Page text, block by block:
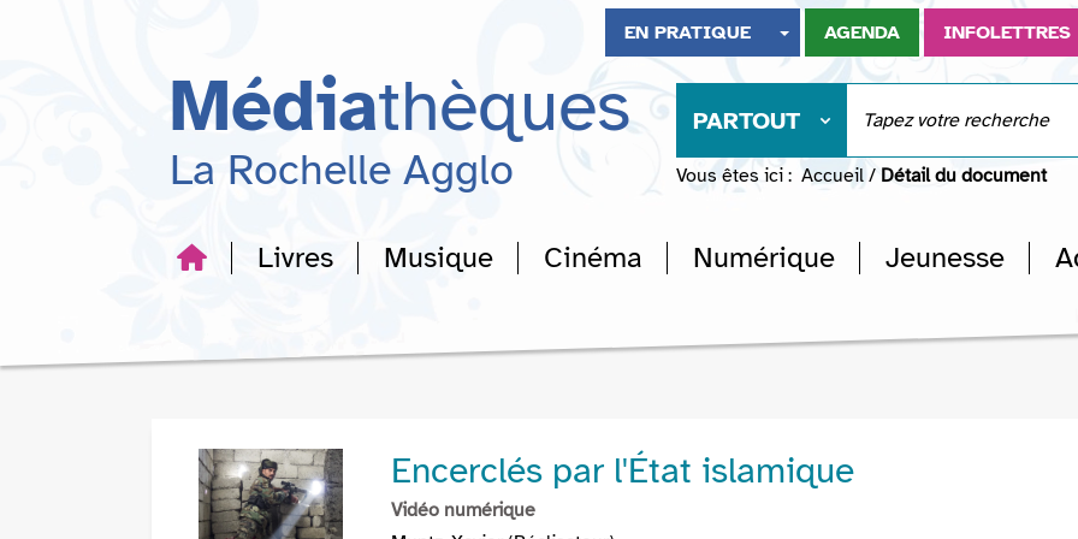
recherche
EN PRATIQUE AGENDA INFOLETTRES
Médiathèques
La Rochelle Agglo
PARTOUT
Vous êtes ici : Accueil / Détail du document
Livres Musique Cinéma Numérique Jeunesse
Encerclés par l'État islamique
Vidéo numérique